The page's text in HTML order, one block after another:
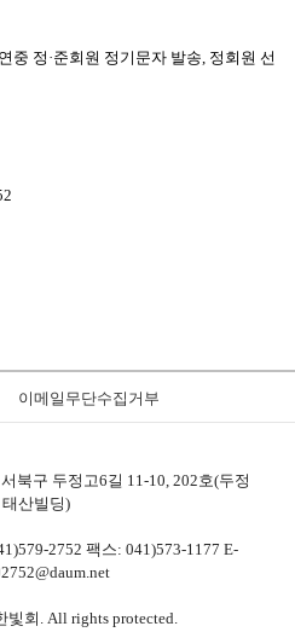
중 정·준회원 정기문자 발송, 정회원 선
이메일무단수집거부
북구 두정고6길 11-10, 202호(두정
태산빌딩)
2752 팩스: 041)573-1177 E-
회. All rights protected.